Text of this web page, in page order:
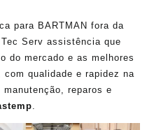
para BARTMAN fora da
Serv assistência que
do mercado e as melhores
com qualidade e rapidez na
reparos e
.